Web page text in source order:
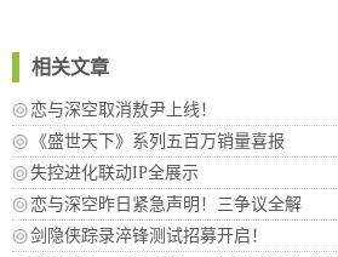
相关文章
恋与深空取消敖尹上线！
《盛世天下》系列五百万销量喜报
失控进化联动IP全展示
恋与深空昨日紧急声明！三争议全解
剑隐侠踪录淬锋测试招募开启！